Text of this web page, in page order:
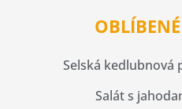
Selská kedlubnová
Salát s